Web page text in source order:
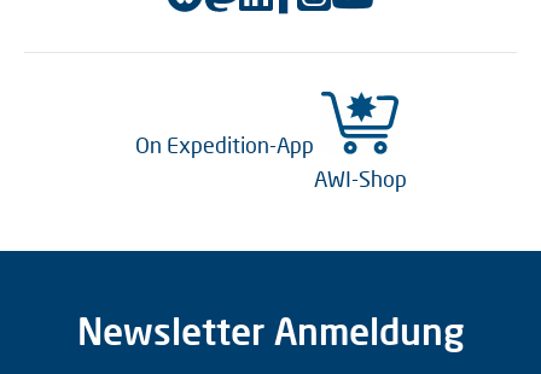
On Expedition-App
AWI-Shop
Newsletter Anmeldung